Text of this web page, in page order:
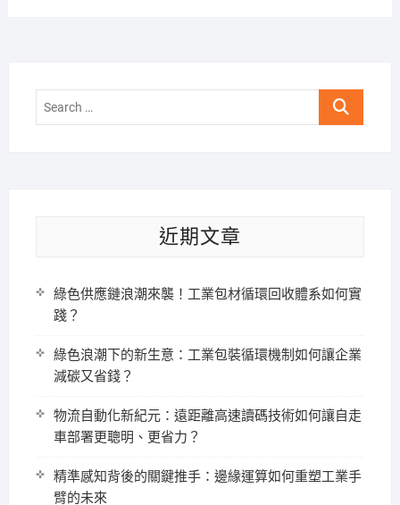
Search
近期文章
綠色供應鏈浪潮來襲！工業包材循環回收體系如何實
踐？
綠色浪潮下的新生意：工業包裝循環機制如何讓企業
減碳又省錢？
物流自動化新紀元：遠距離高速讀碼技術如何讓自走
車部署更聰明、更省力？
精準感知背後的關鍵推手：邊緣運算如何重塑工業手
臂的未來